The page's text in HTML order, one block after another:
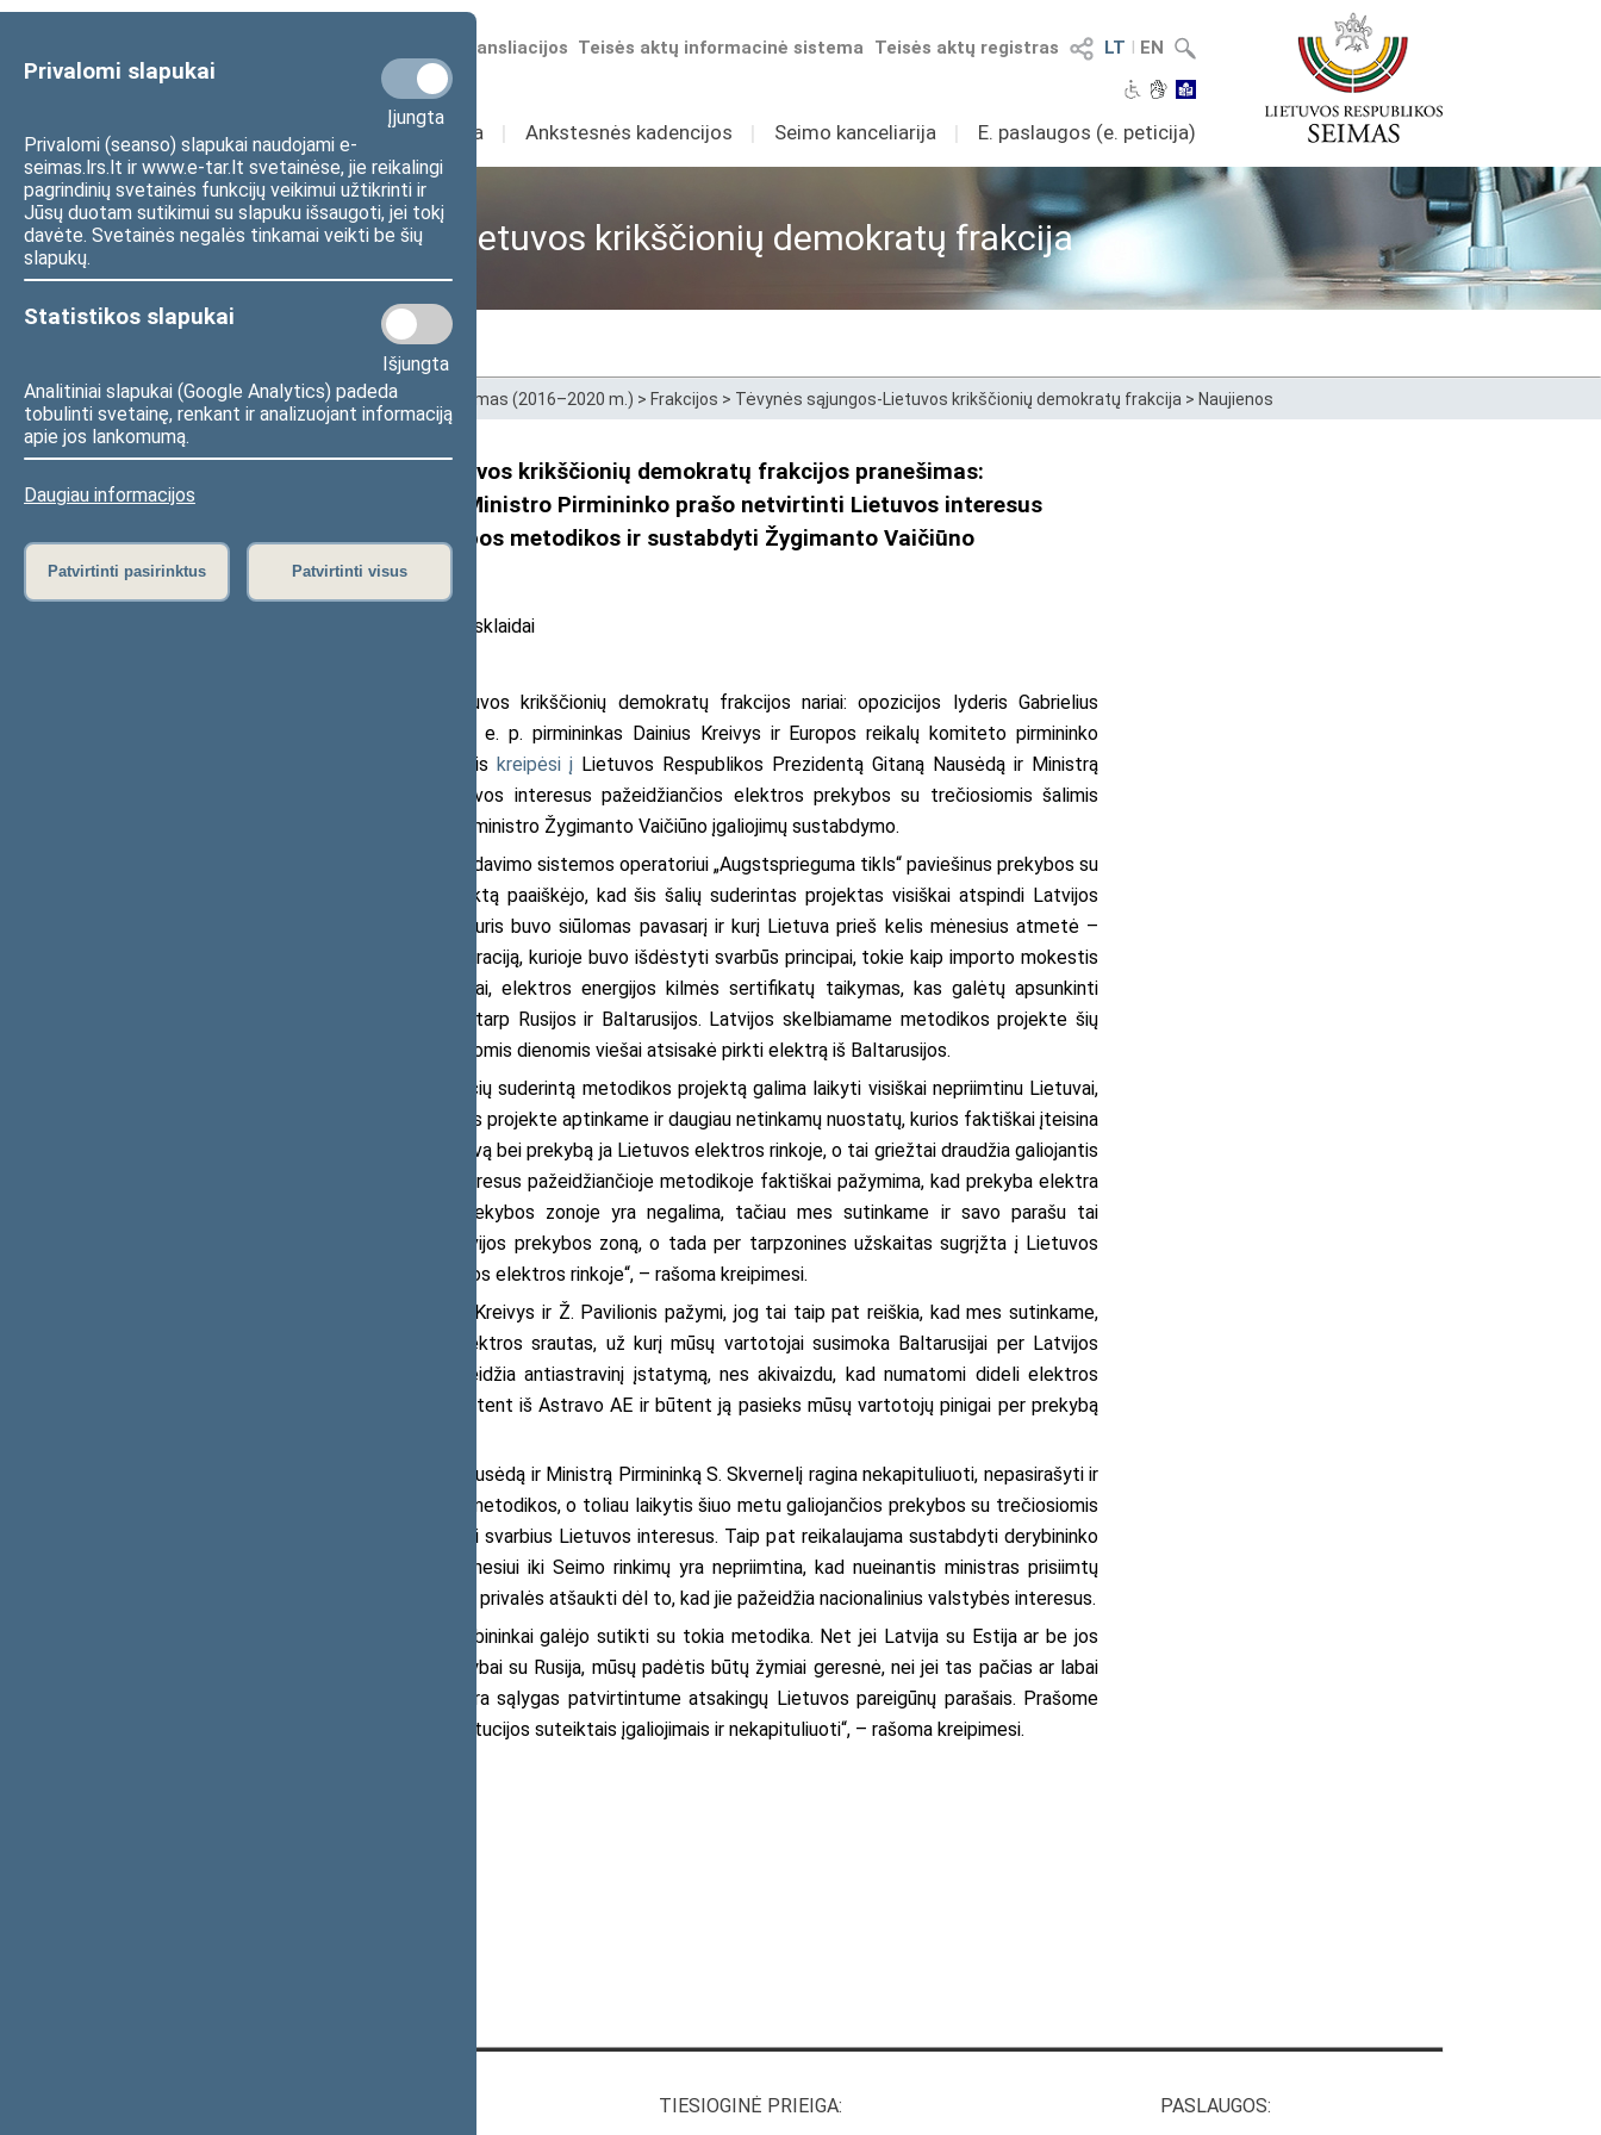
Privalomi slapukai
Įjungta
Privalomi (seanso) slapukai naudojami e-
seimas.lrs.lt ir www.e-tar.lt svetainėse, jie reikalingi
pagrindinių svetainės funkcijų veikimui užtikrinti ir
Jūsų duotam sutikimui su slapuku išsaugoti, jei tokį
davėte. Svetainės negalės tinkamai veikti be šių
slapukų.
Statistikos slapukai
Išjungta
Analitiniai slapukai (Google Analytics) padeda
tobulinti svetainę, renkant ir analizuojant informaciją
apie jos lankomumą.
Daugiau informacijos
Patvirtinti pasirinktus Patvirtinti visus
LT I EN
Teisės aktų registras
Teisės aktų informacinė sistema
Numatomos transliacijos
Sudėtis Veikla I Ankstesnės kadencijos I Seimo kanceliarija I E. paslaugos (e. peticija)
Tėvynės sąjungos-Lietuvos krikščionių demokratų frakcija
Pradžia>Ankstesnės kadencijos XII Seimas (2016–2020 m.) > Frakcijos > Tėvynės sąjungos-Lietuvos krikščionių demokratų frakcija > Naujienos
Seimo Tėvynės sąjungos-Lietuvos krikščionių demokratų frakcijos pranešimas:
„Konservatoriai Prezidento ir Ministro Pirmininko prašo netvirtinti Lietuvos interesus
pažeidžiančios elektros prekybos metodikos ir sustabdyti Žygimanto Vaičiūno
įgaliojimus“
2020 m. rugsėjo 11 d. pranešimas žiniasklaidai
Seimo Tėvynės sąjungos-Lietuvos krikščionių demokratų frakcijos nariai: opozicijos lyderis Gabrielius
Landsbergis, Ekonomikos komiteto l. e. p. pirmininkas Dainius Kreivys ir Europos reikalų komiteto pirmininko
pavaduotojas dr. Žygimantas Pavilionis kreipėsi į Lietuvos Respublikos Prezidentą Gitaną Nausėdą ir Ministrą
Pirmininką Saulių Skvernelį dėl Lietuvos interesus pažeidžiančios elektros prekybos su trečiosiomis šalimis
metodikos ir derybininko, energetikos ministro Žygimanto Vaičiūno įgaliojimų sustabdymo.
Anot parlamentarų, Latvijos perdavimo sistemos operatoriui „Augstsprieguma tikls“ paviešinus prekybos su
trečiosiomis šalimis metodikos projektą paaiškėjo, kad šis šalių suderintas projektas visiškai atspindi Latvijos
poziciją ir yra dar blogesnis nei tas, kuris buvo siūlomas pavasarį ir kurį Lietuva prieš kelis mėnesius atmetė –
nieko nebekalbama apie politinę deklaraciją, kurioje buvo išdėstyti svarbūs principai, tokie kaip importo mokestis
iš trečiųjų šalių importuojamai elektrai, elektros energijos kilmės sertifikatų taikymas, kas galėtų apsunkinti
vadinamuosius apsikeitimo sandorius tarp Rusijos ir Baltarusijos. Latvijos skelbiamame metodikos projekte šių
principų nėra, nepaisant to, kad šalis šiomis dienomis viešai atsisakė pirkti elektrą iš Baltarusijos.
„Jau vien dėl paminėtų priežasčių suderintą metodikos projektą galima laikyti visiškai nepriimtinu Lietuvai,
tačiau šalia to paskelbtame metodikos projekte aptinkame ir daugiau netinkamų nuostatų, kurios faktiškai įteisina
elektros importą iš Baltarusijos į Lietuvą bei prekybą ja Lietuvos elektros rinkoje, o tai griežtai draudžia galiojantis
antiastravinis įstatymas. Lietuvos interesus pažeidžiančioje metodikoje faktiškai pažymima, kad prekyba elektra
iš Baltarusijos tiesiogiai Lietuvos prekybos zonoje yra negalima, tačiau mes sutinkame ir savo parašu tai
patvirtiname, kad ji gali patekti į Latvijos prekybos zoną, o tada per tarpzonines užskaitas sugrįžta į Lietuvos
prekybos zoną ir ja prekiaujama Lietuvos elektros rinkoje“, – rašoma kreipimesi.
Seimo nariai G. Landsbergis, D. Kreivys ir Ž. Pavilionis pažymi, jog tai taip pat reiškia, kad mes sutinkame,
kad į Lietuvą iš Baltarusijos teka elektros srautas, už kurį mūsų vartotojai susimoka Baltarusijai per Latvijos
prekybos zoną. Tai neabejotinai pažeidžia antiastravinį įstatymą, nes akivaizdu, kad numatomi dideli elektros
srautai į Lietuvą iš Baltarusijos bus būtent iš Astravo AE ir būtent ją pasieks mūsų vartotojų pinigai per prekybą
Konservatoriai Prezidentą G. Nausėdą ir Ministrą Pirmininką S. Skvernelį ragina nekapituliuoti, nepasirašyti ir
netvirtinti šio gėdingo susitarimo dėl metodikos, o toliau laikytis šiuo metu galiojančios prekybos su trečiosiomis
šalimis metodikos ir apginti gyvybiškai svarbius Lietuvos interesus. Taip pat reikalaujama sustabdyti derybininko
Ž. Vaičiūno įgaliojimus – likus tik mėnesiui iki Seimo rinkimų yra nepriimtina, kad nueinantis ministras prisiimtų
įsipareigojimus, kuriuos kita Vyriausybė privalės atšaukti dėl to, kad jie pažeidžia nacionalinius valstybės interesus.
„Sunku suvokti, kaip mūsų derybininkai galėjo sutikti su tokia metodika. Net jei Latvija su Estija ar be jos
pasitvirtintų vienašalę metodiką prekybai su Rusija, mūsų padėtis būtų žymiai geresnė, nei jei tas pačias ar labai
panašias prekybos baltarusiška elektra sąlygas patvirtintume atsakingų Lietuvos pareigūnų parašais. Prašome
Lietuvos lyderių naudotis visais Konstitucijos suteiktais įgaliojimais ir nekapituliuoti“, – rašoma kreipimesi.
TIESIOGINĖ PRIEIGA: PASLAUGOS: